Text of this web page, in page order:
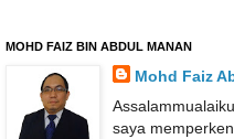
MOHD FAIZ BIN ABDUL MANAN
Mohd Faiz
saya